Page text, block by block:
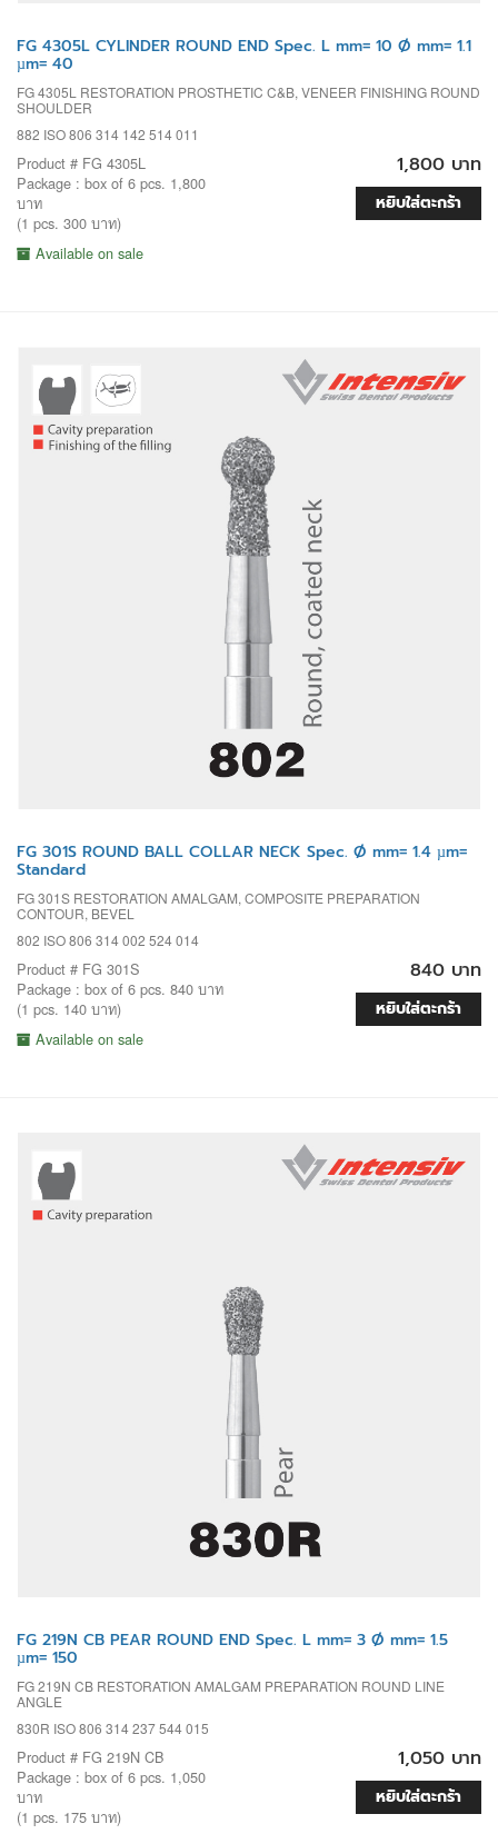
FG 4305L CYLINDER ROUND END Spec. L mm= 10 Ø mm= 1.1
µm= 40
FG 4305L RESTORATION PROSTHETIC C&B, VENEER FINISHING ROUND
SHOULDER
882 ISO 806 314 142 514 011
Product # FG 4305L
Package : box of 6 pcs. 1,800
บาท
(1 pcs. 300 บาท)
Available on sale
1,800 บาท
หยิบใส่ตะกร้า
FG 301S ROUND BALL COLLAR NECK Spec. Ø mm= 1.4 µm=
Standard
FG 301S RESTORATION AMALGAM, COMPOSITE PREPARATION
CONTOUR, BEVEL
802 ISO 806 314 002 524 014
Product # FG 301S
Package : box of 6 pcs. 840 บาท
(1 pcs. 140 บาท)
Available on sale
840 บาท
หยิบใส่ตะกร้า
FG 219N CB PEAR ROUND END Spec. L mm= 3 Ø mm= 1.5
µm= 150
FG 219N CB RESTORATION AMALGAM PREPARATION ROUND LINE
ANGLE
830R ISO 806 314 237 544 015
Product # FG 219N CB
Package : box of 6 pcs. 1,050
บาท
(1 pcs. 175 บาท)
1,050 บาท
หยิบใส่ตะกร้า